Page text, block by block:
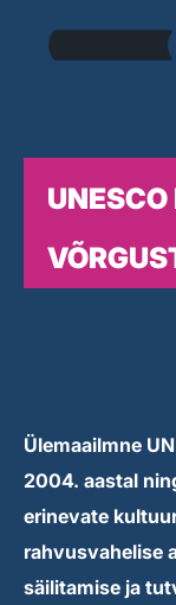
Ülemaailmne
2004. aastal
erinevate
rahvusvahelise
säilitamise ja